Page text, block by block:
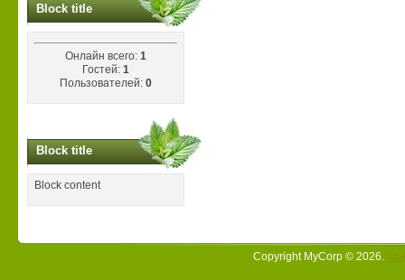
Block title
Онлайн всего: 1
Гостей: 1
Пользователей: 0
Block title
Block content
Copyright MyCorp © 2026